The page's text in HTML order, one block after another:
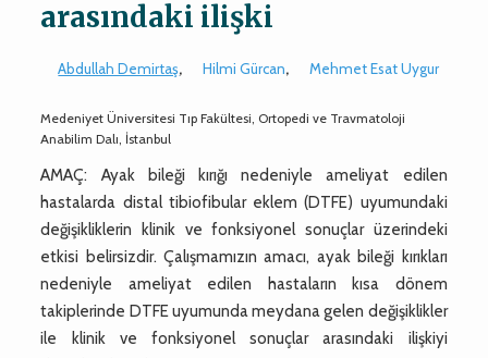
arasındaki ilişki
Abdullah Demirtaş, Hilmi Gürcan, Mehmet Esat Uygur
Medeniyet Üniversitesi Tıp Fakültesi, Ortopedi ve Travmatoloji
Anabilim Dalı, İstanbul
AMAÇ: Ayak bileği kırığı nedeniyle ameliyat edilen
hastalarda distal tibiofibular eklem (DTFE) uyumundaki
değişikliklerin klinik ve fonksiyonel sonuçlar üzerindeki
etkisi belirsizdir. Çalışmamızın amacı, ayak bileği kırıkları
nedeniyle ameliyat edilen hastaların kısa dönem
takiplerinde DTFE uyumunda meydana gelen değişiklikler
ile klinik ve fonksiyonel sonuçlar arasındaki ilişkiyi